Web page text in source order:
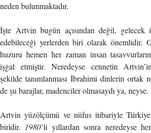
neden bulunmaktadır.
İşte Artvin bugün açısından değil, gelecek
edebileceği yerlerden biri olarak önemlidir.
huzuru hemen her zaman insan
işgal etmiştir. Neredeyse cennetin
şekilde tanımlanması İbrahimi dinlerin ortak
de şu barajlar, madenciler olmasaydı ya, neyse.
Artvin yüzölçümü ve nüfus itibariyle
biridir. 1980’li yıllardan sonra neredeyse